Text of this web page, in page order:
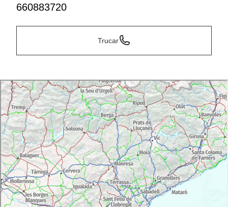
660883720
Trucar